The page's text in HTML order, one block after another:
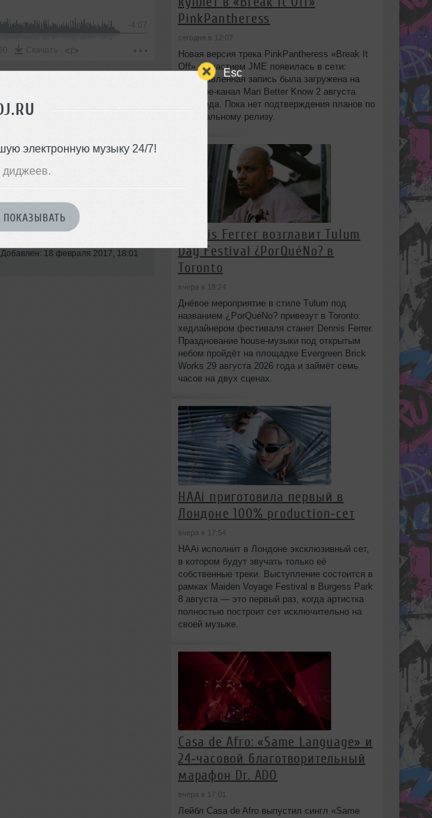
Esc
электронную музыку 24/7!
диджеев.
-4:07
Скачать </>
Стиль: Hip-Hop
Добавлен: 18 февраля 2017, 18:01
PinkPantheress
сегодня в 12:07
Новая версия трека PinkPantheress «Break It
Off» с участием JME появилась в сети:
незаглавленная запись была загружена на
YouTube-канал Man Better Know 2 августа
2026 года. Пока нет подтверждения планов по
официальному релизу.
Dennis Ferrer возглавит Tulum
Day Festival ¿PorQuéNo? в
Toronto
вчера в 18:24
Днёвое мероприятие в стиле Tulum под
названием ¿PorQuéNo? привезут в Toronto:
хедлайнером фестиваля станет Dennis Ferrer.
Празднование house-музыки под открытым
небом пройдёт на площадке Evergreen Brick
Works 29 августа 2026 года и займёт семь
часов на двух сценах.
HAAi приготовила первый в
Лондоне 100% production‑сет
вчера в 17:54
HAAi исполнит в Лондоне эксклюзивный сет,
в котором будут звучать только её
собственные треки. Выступление состоится в
рамках Maiden Voyage Festival в Burgess Park
8 августа — это первый раз, когда артистка
полностью построит сет исключительно на
своей музыке.
Casa de Afro: «Same Language» и
24‑часовой благотворительный
марафон Dr. ADO
вчера в 17:01
Лейбл Casa de Afro выпустил сингл «Same